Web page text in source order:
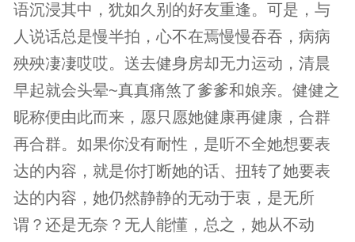
语沉浸其中，犹如久别的好友重逢。可是，与
人说话总是慢半拍，心不在焉慢慢吞吞，病病
殃殃凄凄哎哎。送去健身房却无力运动，清晨
早起就会头晕~真真痛煞了爹爹和娘亲。健健之
昵称便由此而来，愿只愿她健康再健康，合群
再合群。如果你没有耐性，是听不全她想要表
达的内容，就是你打断她的话、扭转了她要表
达的内容，她仍然静静的无动于衷，是无所
谓？还是无奈？无人能懂，总之，她从不动